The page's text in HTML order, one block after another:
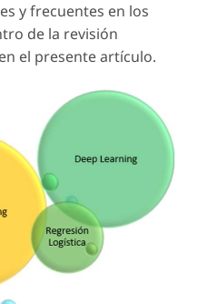
y frecuentes en los
de la revisión
el presente artículo.